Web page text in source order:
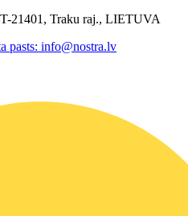
21401, Traku raj., LIETUVA
pasts: info@nostra.lv